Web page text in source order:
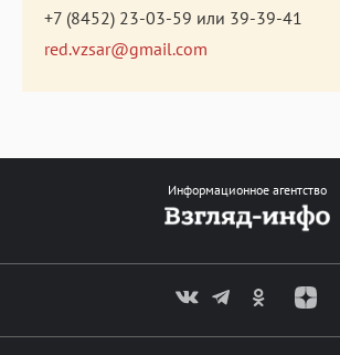
+7 (8452) 23-03-59 или 39-39-41
red.vzsar@gmail.com
Информационное агентство